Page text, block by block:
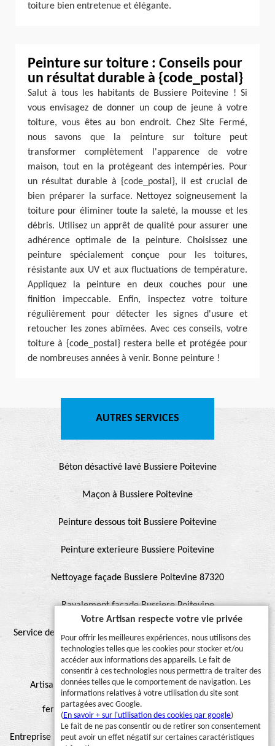
toiture bien entretenue et élégante.
Peinture sur toiture : Conseils pour
un résultat durable à {code_postal}
Salut à tous les habitants de Bussiere Poitevine ! Si
vous envisagez de donner un coup de jeune à votre
toiture, vous êtes au bon endroit. Chez Site Fermé,
nous savons que la peinture sur toiture peut
transformer complètement l'apparence de votre
maison, tout en la protégeant des intempéries. Pour
un résultat durable à {code_postal}, il est crucial de
bien préparer la surface. Nettoyez soigneusement la
toiture pour éliminer toute la saleté, la mousse et les
débris. Utilisez un apprêt de qualité pour assurer une
adhérence optimale de la peinture. Choisissez une
peinture spécialement conçue pour les toitures,
résistante aux UV et aux fluctuations de température.
Appliquez la peinture en deux couches pour une
finition impeccable. Enfin, inspectez votre toiture
régulièrement pour détecter les signes d'usure et
retoucher les zones abîmées. Avec ces conseils, votre
toiture à {code_postal} restera belle et protégée pour
de nombreuses années à venir. Bonne peinture !
AUTRES SERVICES
Béton désactivé lavé Bussiere Poitevine
Maçon à Bussiere Poitevine
Peinture dessous toit Bussiere Poitevine
Peinture exterieure Bussiere Poitevine
Nettoyage façade Bussiere Poitevine 87320
Ravalement façade Bussiere Poitevine
Service de peinture et hydrofuge de toiture Bussiere Poitevine
87320
Artisan pour peinture façade, muret, toiture, boiserie,
ferronnerie, gouttière Bussiere Poitevine 87320
Entreprise hydrofuge toiture et façade Bussiere Poitevine 87320
Votre Artisan respecte votre vie privée
Pour offrir les meilleures expériences, nous utilisons des
technologies telles que les cookies pour stocker et/ou
accéder aux informations des appareils. Le fait de
consentir à ces technologies nous permettra de traiter des
données telles que le comportement de navigation. Les
informations relatives à votre utilisation du site sont
partagées avec Google.
(En savoir + sur l'utilisation des cookies par google)
Le fait de ne pas consentir ou de retirer son consentement
peut avoir un effet négatif sur certaines caractéristiques